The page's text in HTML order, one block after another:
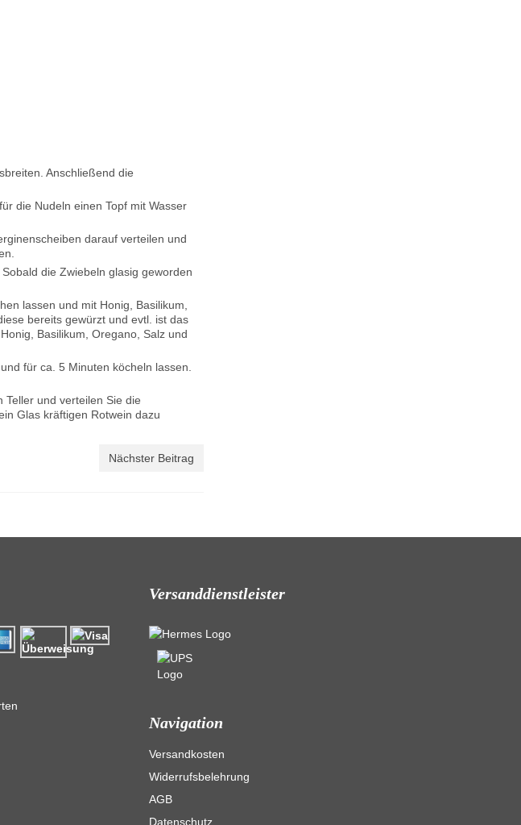
Anschließend die
die Nudeln einen Topf mit Wasser
darauf verteilen und
die Zwiebeln glasig geworden
lassen und mit Honig, Basilikum,
bereits gewürzt und evtl. ist das
Basilikum, Oregano, Salz und
für ca. 5 Minuten köcheln lassen.
und verteilen Sie die
Glas kräftigen Rotwein dazu
Nächster Beitrag
Versanddienstleister
Navigation
Versandkosten
Widerrufsbelehrung
AGB
Datenschutz